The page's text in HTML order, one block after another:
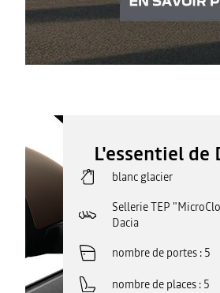
L'essentiel de
blanc glacier
Sellerie TEP
Dacia
nombre de portes 5
nombre de places 5